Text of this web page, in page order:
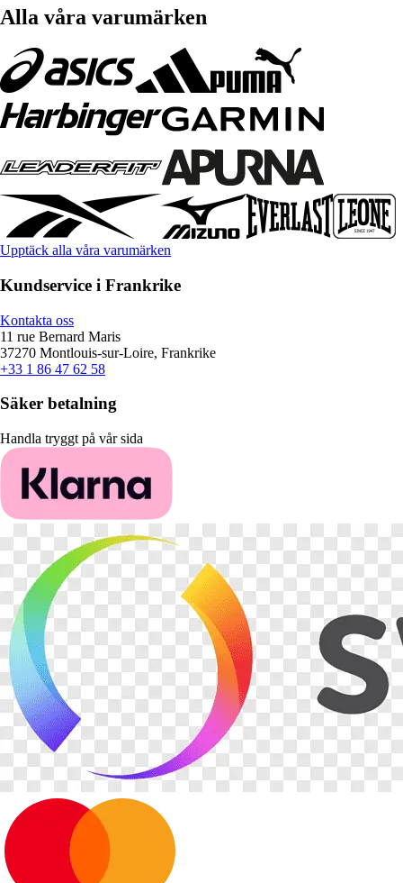
Alla våra varumärken
Upptäck alla våra varumärken
Kundservice i Frankrike
Kontakta oss
11 rue Bernard Maris
37270 Montlouis-sur-Loire, Frankrike
+33 1 86 47 62 58
Säker betalning
Handla tryggt på vår sida